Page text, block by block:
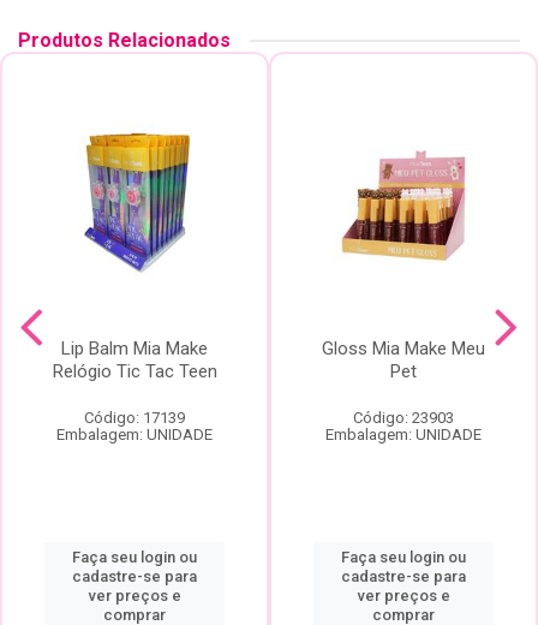
Produtos Relacionados
Lip Balm Mia Make
Relógio Tic Tac Teen
Código: 17139
Embalagem: UNIDADE
Faça seu login ou
cadastre-se para
ver preços e
comprar
Gloss Mia Make Meu
Pet
Código: 23903
Embalagem: UNIDADE
Faça seu login ou
cadastre-se para
ver preços e
comprar